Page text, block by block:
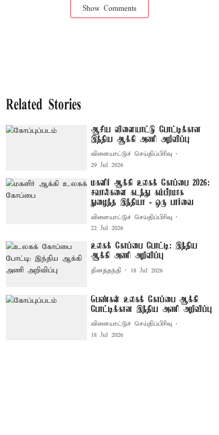
Show Comments
Related Stories
ஆசிய விளையாட்டு போட்டிக்கான
இந்திய ஆக்கி அணி அறிவிப்பு
விளையாட்டுச் செய்திப்பிரிவு
29 Jul 2026
மகளிர் ஆக்கி உலகக் கோப்பை 2026:
சவால்களை கடந்து கம்பீரமாக
நுழைந்த இந்தியா - ஒரு பார்வை
விளையாட்டுச் செய்திப்பிரிவு
22 Jul 2026
உலகக் கோப்பை போட்டி: இந்திய
ஆக்கி அணி அறிவிப்பு
தினத்தந்தி 18 Jul 2026
பெண்கள் உலகக் கோப்பை ஆக்கி
போட்டிக்கான இந்திய அணி அறிவிப்பு
விளையாட்டுச் செய்திப்பிரிவு
18 Jul 2026